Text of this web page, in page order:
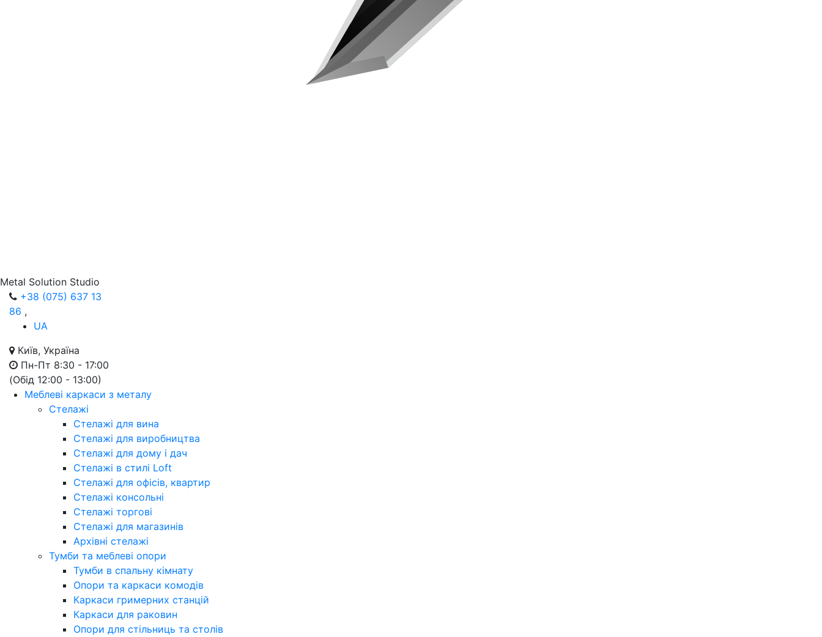
Metal Solution Studio
+38 (075) 637 13
86 ,
UA
Київ, Україна
Пн-Пт 8:30 - 17:00
(Обід 12:00 - 13:00)
Меблеві каркаси з металу
Стелажі
Стелажі для вина
Стелажі для виробництва
Стелажі для дому і дач
Стелажі в стилі Loft
Стелажі для офісів, квартир
Стелажі консольні
Стелажі торгові
Стелажі для магазинів
Архівні стелажі
Тумби та меблеві опори
Тумби в спальну кімнату
Опори та каркаси комодів
Каркаси гримерних станцій
Каркаси для раковин
Опори для стільниць та столів